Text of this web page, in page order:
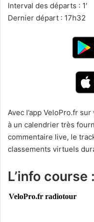
Interval des départs : 1′
Dernier départ : 17h32
Avec l’app VeloPro.fr
à un calendrier très
commentaire live, le
classements virtuels
L’info course :